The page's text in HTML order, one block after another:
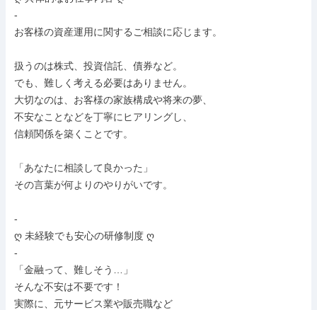
-
お客様の資産運用に関するご相談に応じます。
扱うのは株式、投資信託、債券など。
でも、難しく考える必要はありません。
大切なのは、お客様の家族構成や将来の夢、
不安なことなどを丁寧にヒアリングし、
信頼関係を築くことです。
「あなたに相談して良かった」
その言葉が何よりのやりがいです。
-
ღ 未経験でも安心の研修制度 ღ
-
「金融って、難しそう…」
そんな不安は不要です！
実際に、元サービス業や販売職など